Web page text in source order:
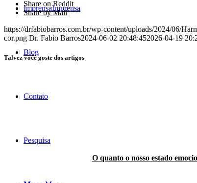
ImprensaImprensa
Blog
Contato
Pesquisa
Share on Reddit
Share by Mail
https://drfabiobarros.com.br/wp-content/uploads/2024/06/
cor.png Dr. Fabio Barros2024-06-02 20:48:452026-04-19
Talvez você goste dos artigos
O quanto o nosso estado